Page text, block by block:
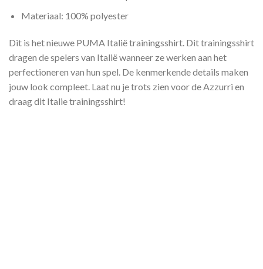
Materiaal: 100% polyester
Dit is het nieuwe PUMA Italië trainingsshirt. Dit trainingsshirt
dragen de spelers van Italië wanneer ze werken aan het
perfectioneren van hun spel. De kenmerkende details maken
jouw look compleet. Laat nu je trots zien voor de Azzurri en
draag dit Italie trainingsshirt!